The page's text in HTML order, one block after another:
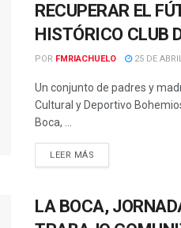
RECUPERAR EL
HISTÓRICO CLUB
POR FMRIACHUELO 25 DE
Un conjunto de padres y
Cultural y Deportivo
Boca, ...
LEER MÁS
LA BOCA,